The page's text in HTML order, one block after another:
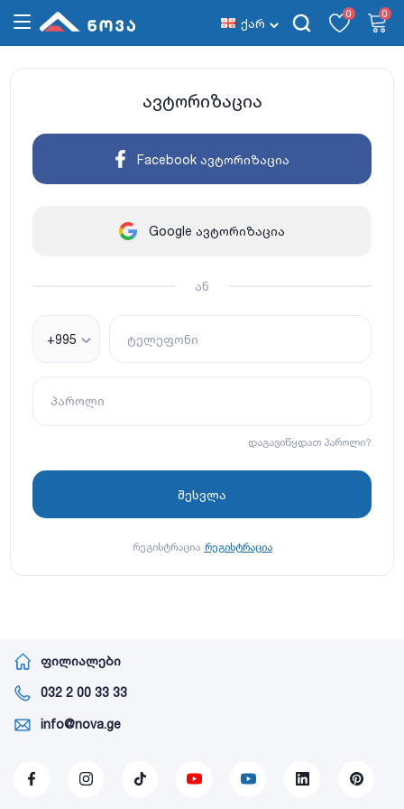
ქარ
0 0
ავტორიზაცია
Facebook ავტორიზაცია
Google ავტორიზაცია
ან
+995 ტელეფონი
პაროლი
დაგავიწყდათ პაროლი?
რეგისტრაცია რეგისტრაცია
ფილიალები
032 2 00 33 33
info@nova.ge